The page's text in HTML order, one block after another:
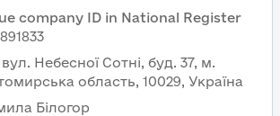
company ID in National Register
вул. Небесної Сотні, буд. 37, м.
область, 10029, Україна
Білогор